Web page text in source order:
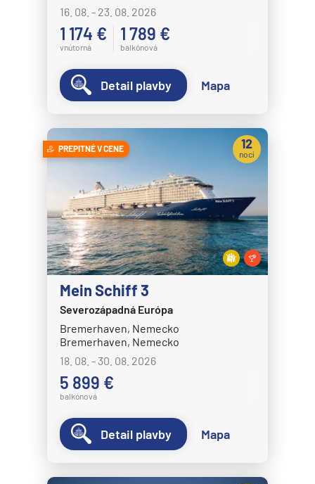
16. 08. - 23. 08. 2026
1 174 €
vnútorná
1 789 €
balkónová
Detail plavby Mapa
PREPITNÉ V CENE
Mein Schiff 3
Severozápadná Európa
Bremerhaven, Nemecko
Bremerhaven, Nemecko
18. 08. - 30. 08. 2026
5 899 €
balkónová
12
nocí
Detail plavby Mapa